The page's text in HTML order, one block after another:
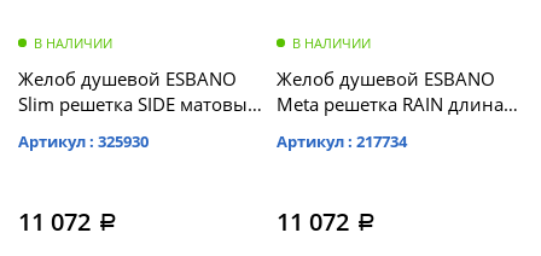
В НАЛИЧИИ
Желоб душевой ESBANO
Slim решетка SIDE матовый
Артикул : 325930
11 072 a
В НАЛИЧИИ
Желоб душевой ESBANO
Meta решетка RAIN длина
RAIN-60MB)
Артикул : 217734
11 072 a